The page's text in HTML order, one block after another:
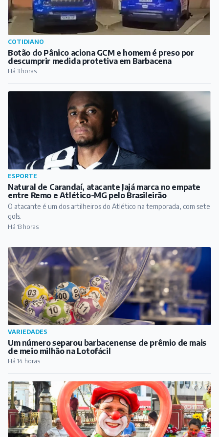
COTIDIANO
Botão do Pânico aciona GCM e homem é preso por
descumprir medida protetiva em Barbacena
Há 3 horas
ESPORTE
Natural de Carandaí, atacante Jajá marca no empate
entre Remo e Atlético-MG pelo Brasileirão
O atacante é um dos artilheiros do Atlético na temporada, com sete
gols.
Há 13 horas
VARIEDADES
Um número separou barbacenense de prêmio de mais
de meio milhão na Lotofácil
Há 14 horas